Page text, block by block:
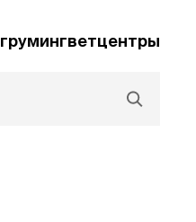
грумингветцентры